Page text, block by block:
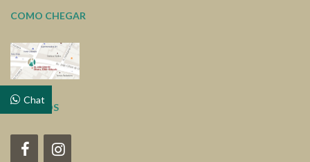
COMO CHEGAR
SIGA-NOS
Chat